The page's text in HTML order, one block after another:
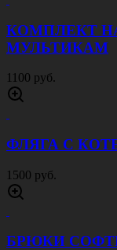
КОМПЛЕКТ
МУЛЬТИКАМ
1100 руб.
ФЛЯГА С
1500 руб.
БРЮКИ